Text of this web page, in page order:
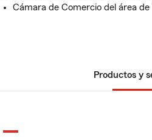
Cámara de Comercio del área de
Productos y